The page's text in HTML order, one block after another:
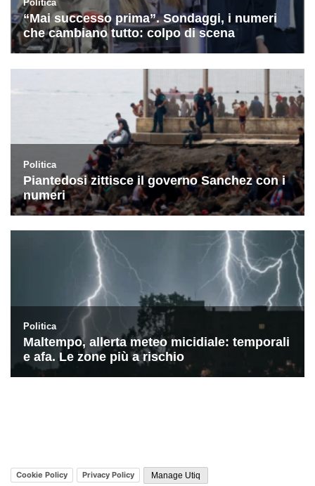
Cookie Policy Privacy Policy Manage Utiq